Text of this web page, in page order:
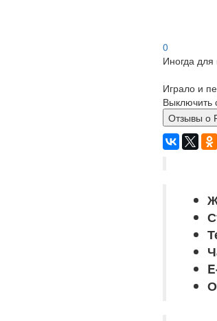
0
Иногда
Играло и
Выключить